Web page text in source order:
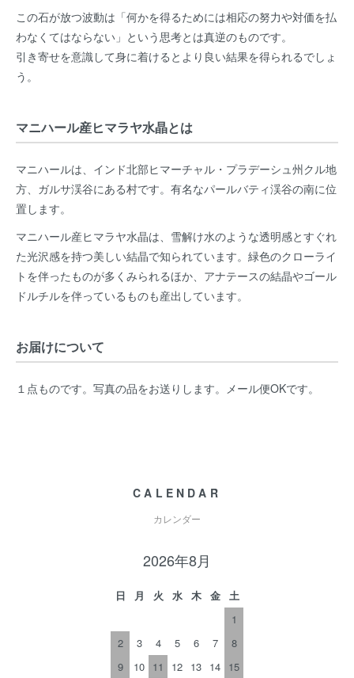
この石が放つ波動は「何かを得るためには相応の努力や対価を払
わなくてはならない」という思考とは真逆のものです。
引き寄せを意識して身に着けるとより良い結果を得られるでしょ
う。
マニハール産ヒマラヤ水晶とは
マニハールは、インド北部ヒマーチャル・プラデーシュ州クル地
方、ガルサ渓谷にある村です。有名なパールバティ渓谷の南に位
置します。
マニハール産ヒマラヤ水晶は、雪解け水のような透明感とすぐれ
た光沢感を持つ美しい結晶で知られています。緑色のクローライ
トを伴ったものが多くみられるほか、アナテースの結晶やゴール
ドルチルを伴っているものも産出しています。
お届けについて
１点ものです。写真の品をお送りします。メール便OKです。
CALENDAR
カレンダー
2026年8月
日 月 火 水 木 金
土
1
2
3 4 5 6 7
8
9
10 11 12 13 14 15